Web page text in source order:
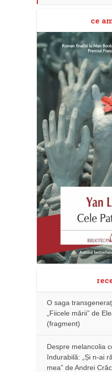
ce
O saga
„Fiicele mării” de
(fragment)
Despre melancolia
îndurabilă: „Și n-ai
mea” de Andrei